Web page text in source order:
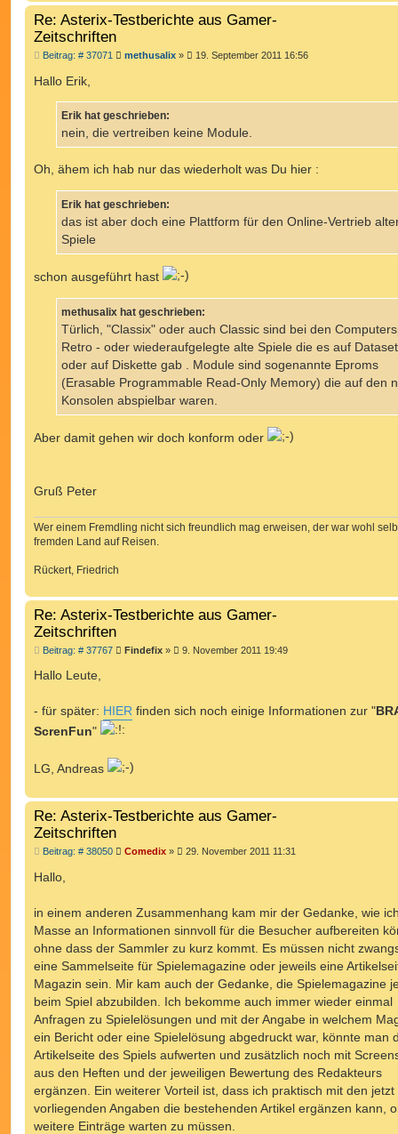
Re: Asterix-Testberichte aus Gamer-
Zeitschriften
Beitrag: # 37071 B
r
a
methusalix » 19. September 2011 16:56
Hallo Erik,
Erik hat geschrieben:
nein, die vertreiben keine Module.
Oh, ähem ich hab nur das wiederholt was Du hier :
Erik hat geschrieben:
das ist aber doch eine Plattform für den Online-Vertrieb
Spiele
schon ausgeführt hast
methusalix hat geschrieben:
Türlich, "Classix" oder auch Classic sind bei den
Retro - oder wiederaufgelegte alte Spiele die es auf
oder auf Diskette gab . Module sind sogenannte Eproms
(Erasable Programmable Read-Only Memory) die auf den
Konsolen abspielbar waren.
Aber damit gehen wir doch konform oder
Gruß Peter
Wer einem Fremdling nicht sich freundlich mag erweisen, der war wohl
fremden Land auf Reisen.
Rückert, Friedrich
Re: Asterix-Testberichte aus Gamer-
Zeitschriften
Beitrag: # 37767B
a
g
Findefix » 9. November 2011 19:49
Hallo Leute,
- für später: HIER finden sich noch einige Informationen zur "
ScrenFun"
LG, Andreas
Re: Asterix-Testberichte aus Gamer-
Zeitschriften
Beitrag: # 38050B
g
Comedix » 29. November 2011 11:31
Hallo,
in einem anderen Zusammenhang kam mir der Gedanke, wie
Masse an Informationen sinnvoll für die Besucher aufbereiten
ohne dass der Sammler zu kurz kommt. Es müssen nicht
eine Sammelseite für Spielemagazine oder jeweils eine
Magazin sein. Mir kam auch der Gedanke, die Spielemagazine
beim Spiel abzubilden. Ich bekomme auch immer wieder einmal
Anfragen zu Spielelösungen und mit der Angabe in welchem
ein Bericht oder eine Spielelösung abgedruckt war, könnte man
Artikelseite des Spiels aufwerten und zusätzlich noch mit
aus den Heften und der jeweiligen Bewertung des Redakteurs
ergänzen. Ein weiterer Vorteil ist, dass ich praktisch mit den jetzt
vorliegenden Angaben die bestehenden Artikel ergänzen kann,
weitere Einträge warten zu müssen.